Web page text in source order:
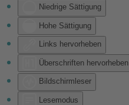
Niedrige Sättigung
Hohe Sättigung
Links hervorheben
Überschriften hervorheben
Bildschirmleser
Lesemodus